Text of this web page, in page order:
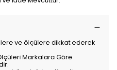
ve ölçülere dikkat ederek
Markalara Göre